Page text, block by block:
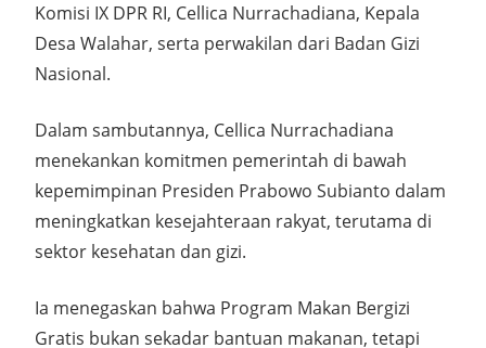
Komisi IX DPR RI, Cellica Nurrachadiana, Kepala
Desa Walahar, serta perwakilan dari Badan Gizi
Nasional.
Dalam sambutannya, Cellica Nurrachadiana
menekankan komitmen pemerintah di bawah
kepemimpinan Presiden Prabowo Subianto dalam
meningkatkan kesejahteraan rakyat, terutama di
sektor kesehatan dan gizi.
Ia menegaskan bahwa Program Makan Bergizi
Gratis bukan sekadar bantuan makanan, tetapi